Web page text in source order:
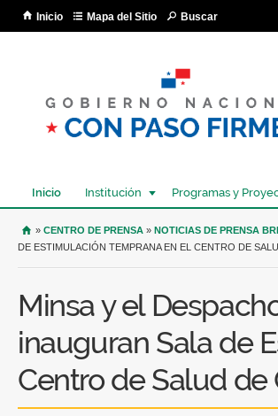
Inicio Mapa del Sitio Buscar
Inicio Institución Programas y
USTED SE ENCUENTRA AQUÍ
» CENTRO DE PRENSA » NOTICIAS DE PRENSA
DE ESTIMULACIÓN TEMPRANA EN EL CENTRO DE
Minsa y el
inauguran Sala de
Centro de Salud de